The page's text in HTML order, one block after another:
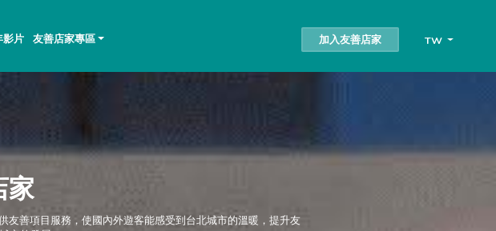
影片 友善店家專區 加入友善店家 TW
家
善項目服務，使國內外遊客能感受到台北城市的溫暖，提升友